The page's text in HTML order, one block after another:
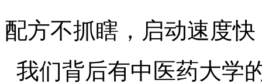
配方不抓瞎，启动速度快
我们背后有中医药大学